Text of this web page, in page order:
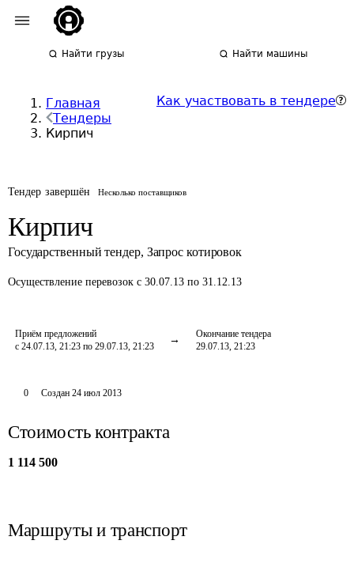
Найти грузы Найти машины
Главная
Тендеры
Кирпич
Как участвовать в тендере
Тендер завершён Несколько поставщиков
Кирпич
Государственный тендер, Запрос котировок
Осуществление перевозок с 30.07.13 по 31.12.13
Приём предложений
с 24.07.13, 21:23 по 29.07.13, 21:23
Окончание тендера
29.07.13, 21:23
0 Создан 24 июл 2013
Стоимость контракта
1 114 500
Маршруты и транспорт